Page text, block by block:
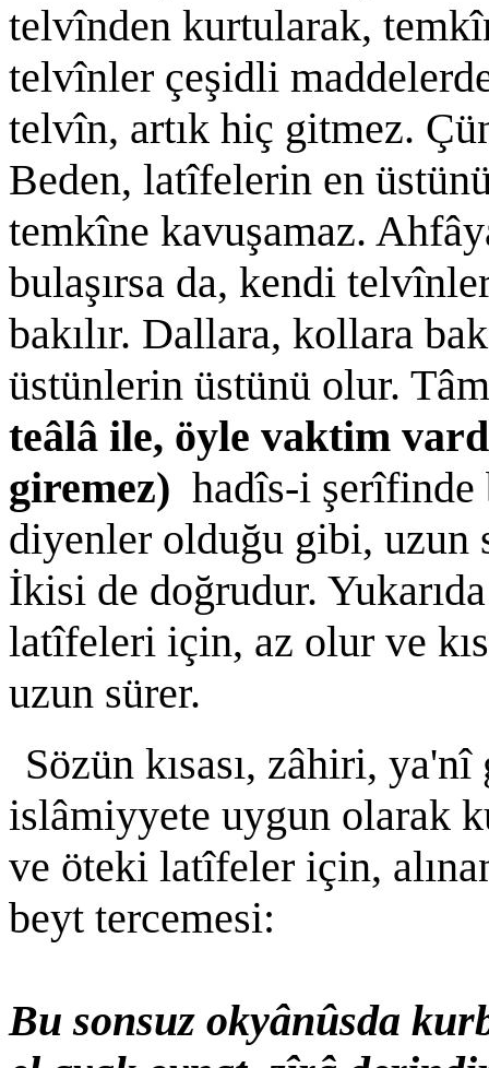
telvînden kurtularak,
telvînler çeşidli
telvîn, artık hiç gitmez.
Beden, latîfelerin en
temkîne kavuşamaz.
bulaşırsa da, kendi
bakılır. Dallara, kollara
üstünlerin üstünü olur.
teâlâ ile, öyle vaktim
giremez) hadîs-i
diyenler olduğu gibi, uzun
İkisi de doğrudur.
latîfeleri için, az olur ve
uzun sürer.
Sözün kısası, zâhiri,
islâmiyyete uygun olarak
ve öteki latîfeler için,
beyt tercemesi:
Bu sonsuz okyânûsda